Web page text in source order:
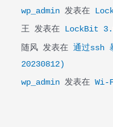
wp_admin发表在
王发表在 LockBit
随风发表在 通过ssh
20230812)
wp_admin发表在 Wi-